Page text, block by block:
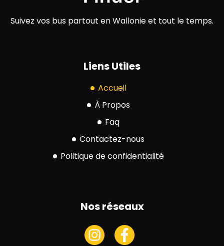
Suivez vos bus partout en Wallonie et tout le temps.
Liens Utiles
Accueil
À Propos
Faq
Contactez-nous
Politique de confidentialité
Nos réseaux